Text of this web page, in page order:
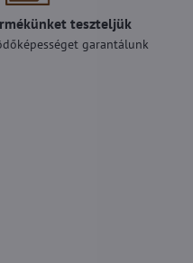
teszteljük
garantálunk